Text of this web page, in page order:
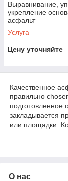
Выравнивание,
укрепление
асфальт
Услуга
Цену уточняйте
Качественное
правильно
подготовленное
закладывается
или площадки.
укреплению
Почему важна
О нас